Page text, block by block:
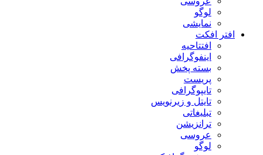
لوگو
نمایشی
افتر افکت
افتتاحیه
اینفوگرافی
بسته پخش
پریست
تایپوگرافی
تایتل و زیرنویس
تبلیغاتی
ترانزیشن
عروسی
لوگو